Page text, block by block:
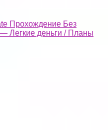
Прохождение Без
Легкие деньги / Планы